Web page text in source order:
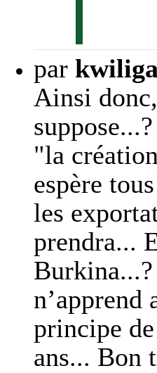
par
Ainsi
"la
espère
les
prendra...
n’apprend
principe
ans... Bon